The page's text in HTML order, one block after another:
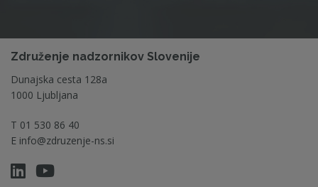
Združenje nadzornikov Slovenije
Dunajska cesta 128a
1000 Ljubljana
T 01 530 86 40
E info@zdruzenje-ns.si